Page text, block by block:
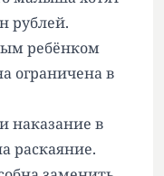
рублей.
ребёнком
ограничена в
наказание в
раскаяние.